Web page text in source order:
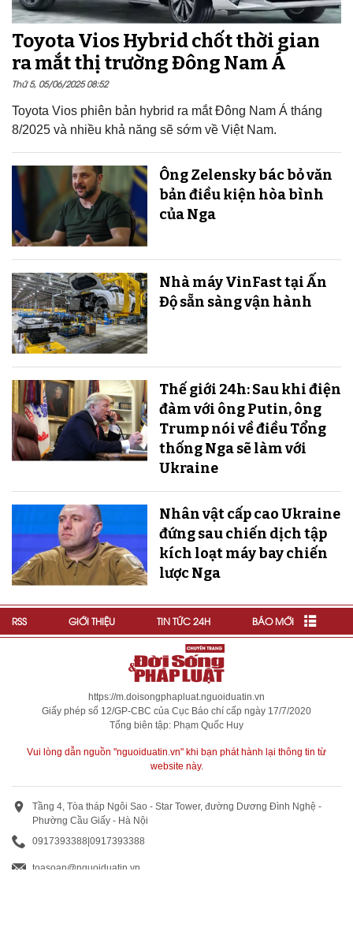
Toyota Vios Hybrid chốt thời gian
ra mắt thị trường Đông Nam Á
Thứ 5, 05/06/2025 08:52
Toyota Vios phiên bản hybrid ra mắt Đông Nam Á tháng
8/2025 và nhiều khả năng sẽ sớm về Việt Nam.
Ông Zelensky bác bỏ văn
bản điều kiện hòa bình
của Nga
Nhà máy VinFast tại Ấn
Độ sẵn sàng v​​​​​​​ận hành
Thế giới 24h: Sau khi điện
đàm với ông Putin, ông
Trump nói về điều Tổng
thống Nga sẽ làm với
Ukraine
Nhân vật cấp cao Ukraine
đứng sau chiến dịch tập
kích loạt máy bay chiến
lược Nga
RSS GIỚI THIỆU TIN TỨC 24H BÁO MỚI
https://m.doisongphapluat.nguoiduatin.vn
Giấy phép số 12/GP-CBC của Cục Báo chí cấp ngày 17/7/2020
Tổng biên tập: Phạm Quốc Huy
Vui lòng dẫn nguồn "nguoiduatin.vn" khi bạn phát hành lại thông tin từ
website này.
Tầng 4, Tòa tháp Ngôi Sao - Star Tower, đường Dương Đình Nghệ -
Phường Cầu Giấy - Hà Nội
0917393388|0917393388
toasoan@nguoiduatin.vn